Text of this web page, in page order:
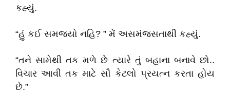
કહ્યું.
“હું કઈ સમજ્યો નહિ? ” મેં અસમંજસતાથી કહ્યું.
“તને સામેથી તક મળે છે ત્યારે તું બહાના બનાવે છો..
વિચાર આવી તક માટે સૌ કેટલો પ્રયત્ન કરતા હોય
છે.”